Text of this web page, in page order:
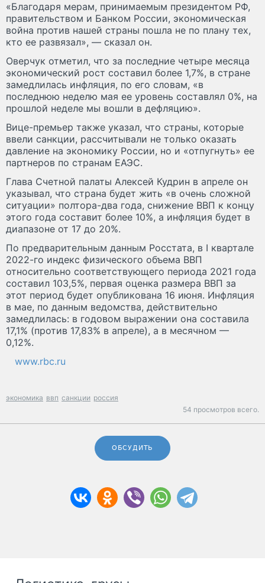
«Благодаря мерам, принимаемым президентом РФ,
правительством и Банком России, экономическая
война против нашей страны пошла не по плану тех,
кто ее развязал», — сказал он.
Оверчук отметил, что за последние четыре месяца
экономический рост составил более 1,7%, в стране
замедлилась инфляция, по его словам, «в
последнюю неделю мая ее уровень составлял 0%, на
прошлой неделе мы вошли в дефляцию».
Вице-премьер также указал, что страны, которые
ввели санкции, рассчитывали не только оказать
давление на экономику России, но и «отпугнуть» ее
партнеров по странам ЕАЭС.
Глава Счетной палаты Алексей Кудрин в апреле он
указывал, что страна будет жить «в очень сложной
ситуации» полтора-два года, снижение ВВП к концу
этого года составит более 10%, а инфляция будет в
диапазоне от 17 до 20%.
По предварительным данным Росстата, в I квартале
2022-го индекс физического объема ВВП
относительно соответствующего периода 2021 года
составил 103,5%, первая оценка размера ВВП за
этот период будет опубликована 16 июня. Инфляция
в мае, по данным ведомства, действительно
замедлилась: в годовом выражении она составила
17,1% (против 17,83% в апреле), а в месячном —
0,12%.
www.rbc.ru
экономика ввп санкции россия
54 просмотров всего.
ОБСУДИТЬ